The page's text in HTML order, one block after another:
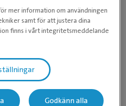
allt på vårdavdelningen.
under fölsäsongen.
avmagring, hjärta
mer information om användningen
samt för att justera dina
finns i vårt integritetsmeddelande
Godkänn alla